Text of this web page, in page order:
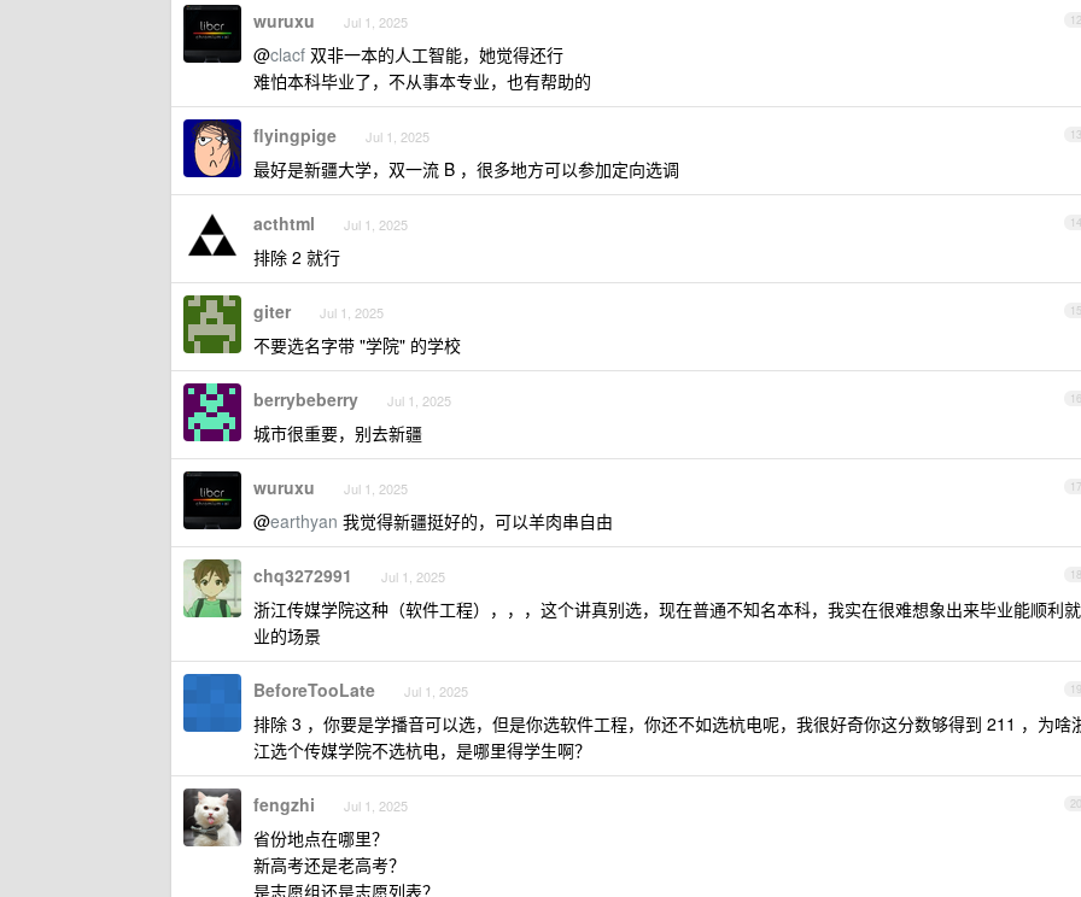
12
wuruxu Jul 1, 2025
@clacf 双非一本的人工智能，她觉得还行
难怕本科毕业了，不从事本专业，也有帮助的
13
flyingpige Jul 1, 2025
最好是新疆大学，双一流 B ，很多地方可以参加定向选调
14
acthtml Jul 1, 2025
排除 2 就行
15
giter Jul 1, 2025
不要选名字带 "学院" 的学校
16
berrybeberry Jul 1, 2025
城市很重要，别去新疆
17
wuruxu Jul 1, 2025
@earthyan 我觉得新疆挺好的，可以羊肉串自由
18
chq3272991 Jul 1, 2025
浙江传媒学院这种（软件工程），，，这个讲真别选，现在普通不知名本科，我实在很难想象出来毕业能顺利就
业的场景
19
BeforeTooLate Jul 1, 2025
排除 3 ，你要是学播音可以选，但是你选软件工程，你还不如选杭电呢，我很好奇你这分数够得到 211 ，为啥
江选个传媒学院不选杭电，是哪里得学生啊？
20
fengzhi Jul 1, 2025
省份地点在哪里？
新高考还是老高考？
是志愿组还是志愿列表？